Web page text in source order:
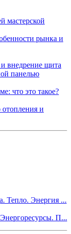
мастерской
рынка и
внедрение щита
панелью
что это такое?
и
Тепло. Энергия ...
П...